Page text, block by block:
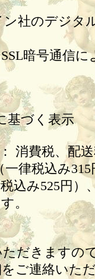
社のデジタ
暗号通信に
基づく表示
消費税、配
律税込み
込み525円）
。
だきますの
ご連絡いた